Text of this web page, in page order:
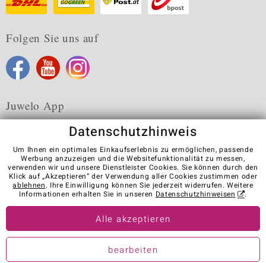
Folgen Sie uns auf
Juwelo App
Karriere AGB Datenschutz Cookies
Impressum
Kontakt
Vertrag widerrufen
Visit our stores in other countries:
© Juwelo Deutschland GmbH (ein Tochterunternehmen der elumeo
SE)
Datenschutzhinweis
Um Ihnen ein optimales Einkaufserlebnis zu ermöglichen, passende
Werbung anzuzeigen und die Websitefunktionalität zu messen,
verwenden wir und unsere Dienstleister Cookies. Sie können durch den
Klick auf „Akzeptieren“ der Verwendung aller Cookies zustimmen oder
ablehnen. Ihre Einwilligung können Sie jederzeit widerrufen. Weitere
Informationen erhalten Sie in unseren Datenschutzhinweisen .
Alle akzeptieren
bearbeiten